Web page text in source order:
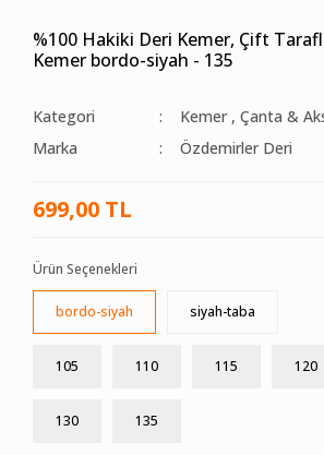
%100 Hakiki Deri Kemer, Çift
Kemer bordo-siyah - 135
Kategori Kemer ,Çanta &
Marka
Özdemirler Deri
699,00 TL
Ürün Seçenekleri
bordo-siyah siyah-taba
105 110 115 120
130 135